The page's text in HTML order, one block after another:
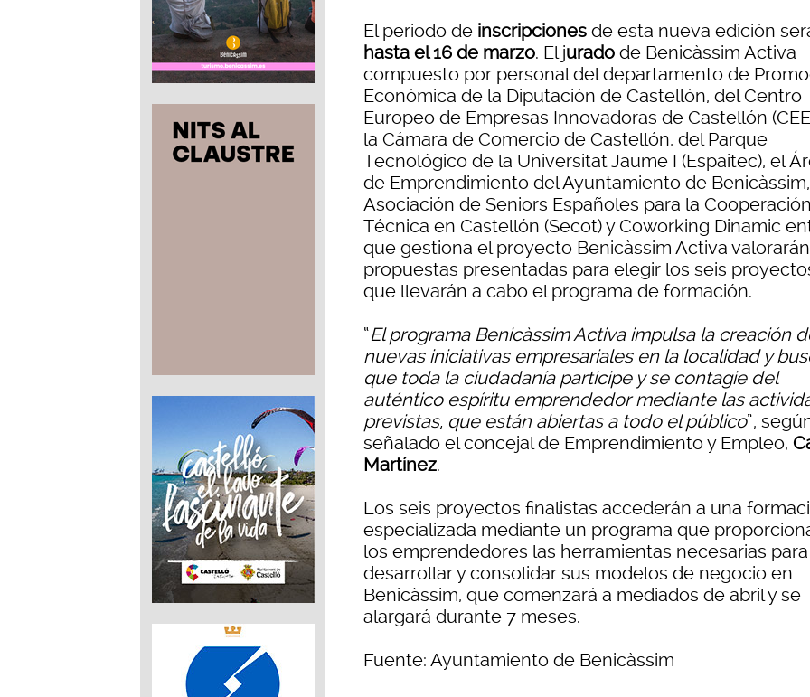
El periodo de inscripciones de esta nueva edición
hasta el 16 de marzo. El jurado de Benicàssim Activa
compuesto por personal del departamento de
Económica de la Diputación de Castellón, del Centro
Europeo de Empresas Innovadoras de Castellón
la Cámara de Comercio de Castellón, del Parque
Tecnológico de la Universitat Jaume I (Espaitec), el
de Emprendimiento del Ayuntamiento de
Asociación de Seniors Españoles para la
Técnica en Castellón (Secot) y Coworking Dinamic
que gestiona el proyecto Benicàssim Activa
propuestas presentadas para elegir los seis
que llevarán a cabo el programa de formación.
“El programa Benicàssim Activa impulsa la creación
nuevas iniciativas empresariales en la localidad y
que toda la ciudadanía participe y se contagie del
auténtico espíritu emprendedor mediante las
previstas, que están abiertas a todo el público”,
señalado el concejal de Emprendimiento y Empleo,
Martínez.
Los seis proyectos finalistas accederán a una
especializada mediante un programa que
los emprendedores las herramientas necesarias para
desarrollar y consolidar sus modelos de negocio en
Benicàssim, que comenzará a mediados de abril y se
alargará durante 7 meses.
Fuente: Ayuntamiento de Benicàssim